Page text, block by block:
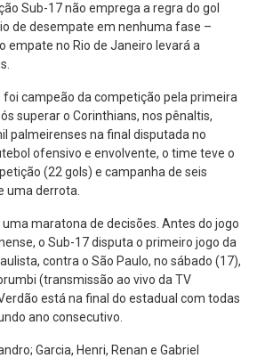
Sub-17 não emprega a regra do gol
de desempate em nenhuma fase –
empate no Rio de Janeiro levará a
foi campeão da competição pela primeira
superar o Corinthians, nos pênaltis,
palmeirenses na final disputada no
ofensivo e envolvente, o time teve o
(22 gols) e campanha de seis
uma derrota.
maratona de decisões. Antes do jogo
o Sub-17 disputa o primeiro jogo da
contra o São Paulo, no sábado (17),
(transmissão ao vivo da TV
está na final do estadual com todas
ano consecutivo.
Garcia, Henri, Renan e Gabriel